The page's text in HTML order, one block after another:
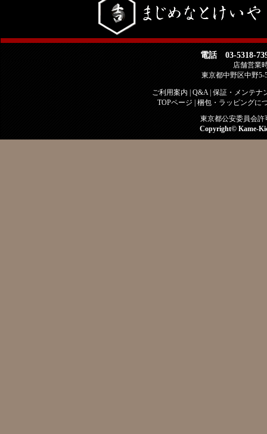
電話 03-5318-
店舗営業
東京都中野区中野
ご利用案内 Q&A| 保証・メンテナ
TOPページ
梱包・ラッピングに
東京都公安委員会許
Copyright© Kame-